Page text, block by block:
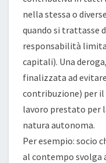
nella stessa o
quando si trattasse
responsabilità
capitali). Una
finalizzata ad
contribuzione) per il
lavoro prestato per
natura autonoma.
Per esempio: socio
al contempo svolga